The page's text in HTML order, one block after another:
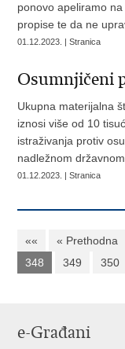
ponovo apeliramo
propise te da ne
01.12.2023. | Stranica
​Osumnjičeni
Ukupna materijalna
iznosi više od 10
istraživanja protiv
nadležnom
01.12.2023. | Stranica
«« « Prethodna
348
349 350
e-Građani